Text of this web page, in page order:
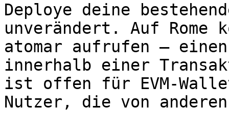
Deploye deine
unverändert. Auf Rome
atomar aufrufen —
innerhalb einer
ist offen für EVM-
Nutzer, die von anderen